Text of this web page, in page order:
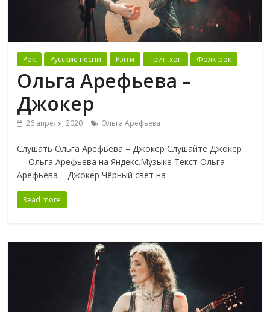
Рок Русские песни Рэгги Трип-хоп Фолк-рок
Ольга Арефьева –
Джокер
26 апреля, 2020 Ольга Арефьева
Слушать Ольга Арефьева – Джокер Слушайте Джокер
— Ольга Арефьева на Яндекс.Музыке Текст Ольга
Арефьева – Джокер Чёрный свет на
Read more